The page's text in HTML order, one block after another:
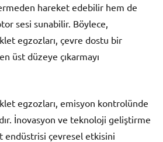
hareket edebilir hem de
sesi sunabilir. Böylece,
egzozları, çevre dostu bir
üst düzeye çıkarmayı
egzozları, emisyon kontrolünde
İnovasyon ve teknoloji geliştirme
endüstrisi çevresel etkisini